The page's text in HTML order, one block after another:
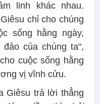
linh khác nhau.
chỉ cho chúng
sống hằng ngày,
của chúng ta",
cuộc sống hằng
vị vĩnh cửu.
Giêsu trả lời thẳng